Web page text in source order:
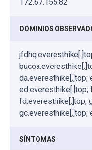
172.67.155.82
DOMINIOS
da.everesthike[.]top;
ed.everesthike[.]top;
fd.everesthike[.]top;
gc.everesthike[.]top;
SÍNTOMAS